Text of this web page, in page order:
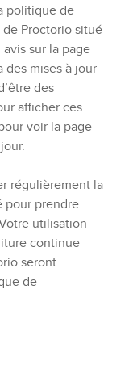
politique de
Proctorio situé
sur la page
des mises à jour
des
afficher ces
voir la page
régulièrement la
pour prendre
utilisation
continue
seront
de